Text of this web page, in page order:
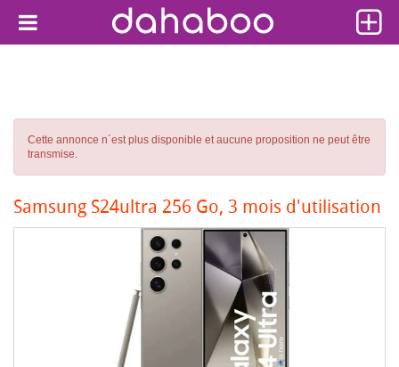
Cette annonce n´est plus disponible et aucune proposition ne peut être
transmise.
Samsung S24ultra 256 Go, 3 mois d'utilisation